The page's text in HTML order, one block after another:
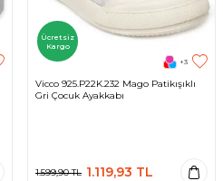
Ücretsiz
Kargo
+3
Vicco 925.P22K.232 Mago Patikışıklı
Gri Çocuk Ayakkabı
1.599,90TL 1.119,93 TL